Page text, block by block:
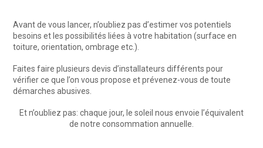
Avant de vous lancer, n’oubliez pas d’estimer vos potentiels
besoins et les possibilités liées à votre habitation (surface en
toiture, orientation, ombrage etc.).
Faites faire plusieurs devis d’installateurs différents pour
vérifier ce que l’on vous propose et prévenez-vous de toute
démarches abusives.
Et n’oubliez pas: chaque jour, le soleil nous envoie l’équivalent
de notre consommation annuelle.